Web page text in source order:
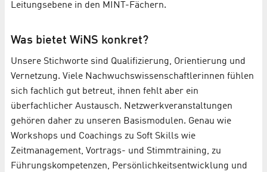
Leitungsebene in den MINT-Fächern.
Was bietet WiNS konkret?
Unsere Stichworte sind Qualifizierung, Orientierung und
Vernetzung. Viele Nachwuchs­wissenschaft­lerinnen fühlen
sich fachlich gut betreut, ihnen fehlt aber ein
überfachlicher Austausch. Netzwerkveranstaltungen
gehören daher zu unseren Basismodulen. Genau wie
Workshops und Coachings zu Soft Skills wie
Zeitmanagement, Vortrags- und Stimmtraining, zu
Führungskompetenzen, Persönlichkeitsentwicklung und